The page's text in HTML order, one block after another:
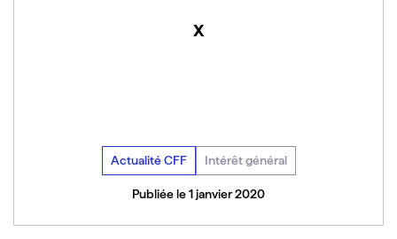
x
Actualité CFF Intérêt général
Publiée le 1 janvier 2020